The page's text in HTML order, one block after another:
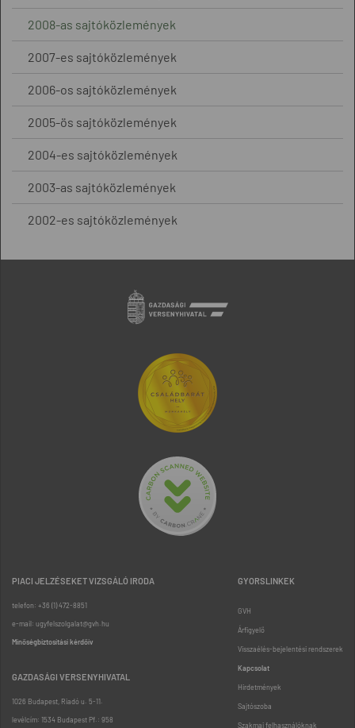
2008-as sajtóközlemények
2007-es sajtóközlemények
2006-os sajtóközlemények
2005-ös sajtóközlemények
2004-es sajtóközlemények
2003-as sajtóközlemények
2002-es sajtóközlemények
PIACI JELZÉSEKET VIZSGÁLÓ IRODA
telefon: +36 (1) 472-8851
e-mail: ugyfelszolgalat@gvh.hu
Minőségbiztosítási kérdőív
GAZDASÁGI VERSENYHIVATAL
1026 Budapest, Riadó u. 5-11.
levélcím: 1534 Budapest Pf.: 958
GYORSLINKEK
GVH
Árfigyelő
Visszaélés-bejelentési rendszerek
Kapcsolat
Hirdetmények
Sajtószoba
Szakmai felhasználóknak